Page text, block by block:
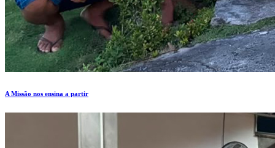
A Missão nos ensina a partir